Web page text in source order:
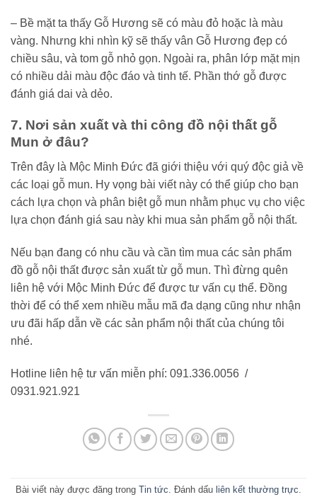
– Bề mặt ta thấy Gỗ Hương sẽ có màu đỏ hoặc là màu
vàng. Nhưng khi nhìn kỹ sẽ thấy vân Gỗ Hương đẹp có
chiều sâu, và tom gỗ nhỏ gọn. Ngoài ra, phân lớp mặt mịn
có nhiều dải màu độc đáo và tinh tế. Phần thớ gỗ được
đánh giá dai và dẻo.
7. Nơi sản xuất và thi công đồ nội thất gỗ
Mun ở đâu?
Trên đây là Mộc Minh Đức đã giới thiệu với quý độc giả về
các loại gỗ mun. Hy vọng bài viết này có thể giúp cho bạn
cách lựa chọn và phân biệt gỗ mun nhằm phục vụ cho việc
lựa chọn đánh giá sau này khi mua sản phẩm gỗ nội thất.
Nếu bạn đang có nhu cầu và cần tìm mua các sản phẩm
đồ gỗ nội thất được sản xuất từ gỗ mun. Thì đừng quên
liên hệ với Mộc Minh Đức để được tư vấn cụ thể. Đồng
thời để có thể xem nhiều mẫu mã đa dạng cũng như nhận
ưu đãi hấp dẫn về các sản phẩm nội thất của chúng tôi
nhé.
Hotline liên hệ tư vấn miễn phí: 091.336.0056 /
0931.921.921
Bài viết này được đăng trong Tin tức . Đánh dấu liên kết thường trực